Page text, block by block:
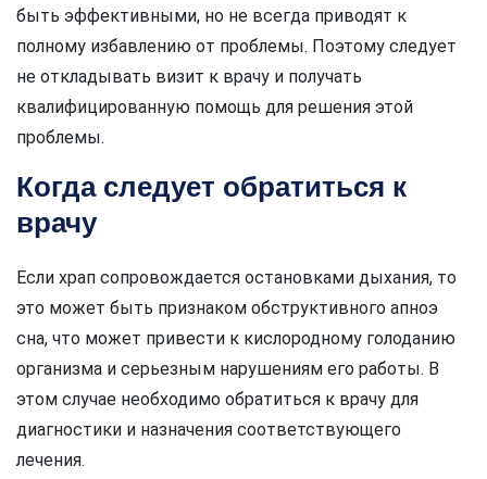
быть эффективными, но не всегда приводят к
полному избавлению от проблемы. Поэтому следует
не откладывать визит к врачу и получать
квалифицированную помощь для решения этой
проблемы.
Когда следует обратиться к
врачу
Если храп сопровождается остановками дыхания, то
это может быть признаком обструктивного апноэ
сна, что может привести к кислородному голоданию
организма и серьезным нарушениям его работы. В
этом случае необходимо обратиться к врачу для
диагностики и назначения соответствующего
лечения.